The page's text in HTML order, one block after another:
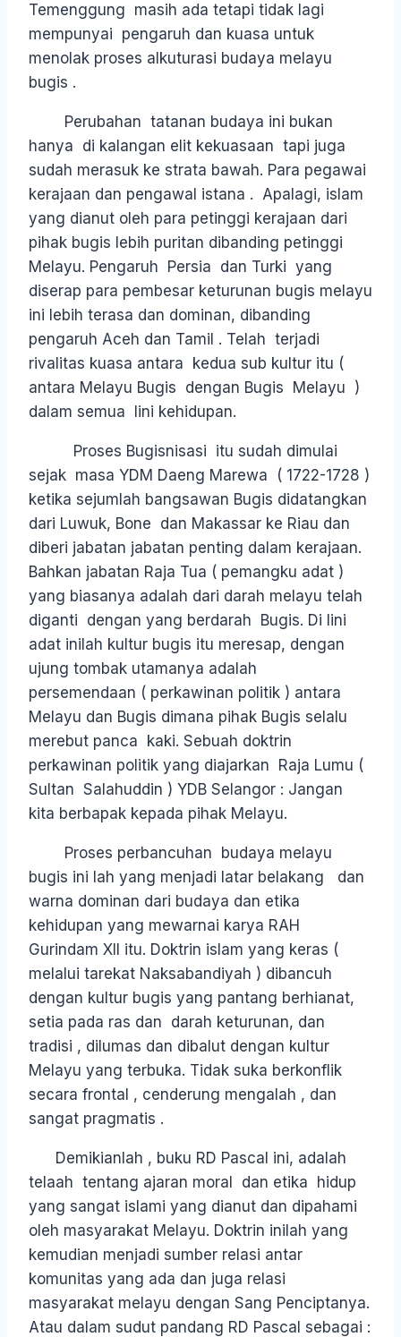
Temenggung masih ada tetapi tidak lagi
mempunyai pengaruh dan kuasa untuk
menolak proses alkuturasi budaya melayu
bugis .
Perubahan tatanan budaya ini bukan
hanya di kalangan elit kekuasaan tapi juga
sudah merasuk ke strata bawah. Para pegawai
kerajaan dan pengawal istana . Apalagi, islam
yang dianut oleh para petinggi kerajaan dari
pihak bugis lebih puritan dibanding petinggi
Melayu. Pengaruh Persia dan Turki yang
diserap para pembesar keturunan bugis melayu
ini lebih terasa dan dominan, dibanding
pengaruh Aceh dan Tamil . Telah terjadi
rivalitas kuasa antara kedua sub kultur itu (
antara Melayu Bugis dengan Bugis Melayu )
dalam semua lini kehidupan.
Proses Bugisnisasi itu sudah dimulai
sejak masa YDM Daeng Marewa ( 1722-1728 )
ketika sejumlah bangsawan Bugis didatangkan
dari Luwuk, Bone dan Makassar ke Riau dan
diberi jabatan jabatan penting dalam kerajaan.
Bahkan jabatan Raja Tua ( pemangku adat )
yang biasanya adalah dari darah melayu telah
diganti dengan yang berdarah Bugis. Di lini
adat inilah kultur bugis itu meresap, dengan
ujung tombak utamanya adalah
persemendaan ( perkawinan politik ) antara
Melayu dan Bugis dimana pihak Bugis selalu
merebut panca kaki. Sebuah doktrin
perkawinan politik yang diajarkan Raja Lumu (
Sultan Salahuddin ) YDB Selangor : Jangan
kita berbapak kepada pihak Melayu.
Proses perbancuhan budaya melayu
bugis ini lah yang menjadi latar belakang dan
warna dominan dari budaya dan etika
kehidupan yang mewarnai karya RAH
Gurindam XII itu. Doktrin islam yang keras (
melalui tarekat Naksabandiyah ) dibancuh
dengan kultur bugis yang pantang berhianat,
setia pada ras dan darah keturunan, dan
tradisi , dilumas dan dibalut dengan kultur
Melayu yang terbuka. Tidak suka berkonflik
secara frontal , cenderung mengalah , dan
sangat pragmatis .
Demikianlah , buku RD Pascal ini, adalah
telaah tentang ajaran moral dan etika hidup
yang sangat islami yang dianut dan dipahami
oleh masyarakat Melayu. Doktrin inilah yang
kemudian menjadi sumber relasi antar
komunitas yang ada dan juga relasi
masyarakat melayu dengan Sang Penciptanya.
Atau dalam sudut pandang RD Pascal sebagai :